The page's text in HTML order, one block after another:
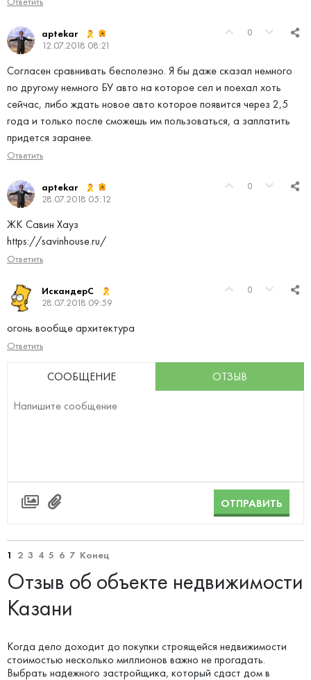
0
aptekar
12.07.2018 08:21
Согласен сравнивать бесполезно. Я бы даже сказал немного
по другому немного БУ авто на которое сел и поехал хоть
сейчас, либо ждать новое авто которое появится через 2,5
года и только после сможешь им пользоваться, а заплатить
придется заранее.
Ответить
0
aptekar
28.07.2018 05:12
ЖК Савин Хауз
https://savinhouse.ru/
Ответить
0
ИскандерС
28.07.2018 09:59
огонь вообще архитектура
Ответить
СООБЩЕНИЕ ОТЗЫВ
ОТПРАВИТЬ
1 2 3 4 5 6 7 Конец
Отзыв об объекте недвижимости
Казани
Когда дело доходит до покупки строящейся недвижимости
стоимостью несколько миллионов важно не прогадать.
Выбрать надежного застройщика, который сдаст дом в